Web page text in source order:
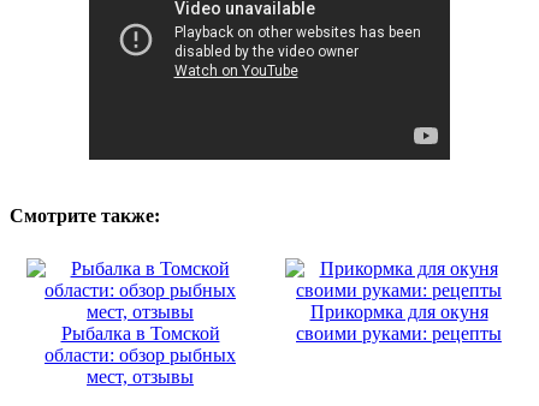
Смотрите также:
Рыбалка в Томской
области: обзор рыбных
мест, отзывы
Прикормка для окуня
своими руками: рецепты